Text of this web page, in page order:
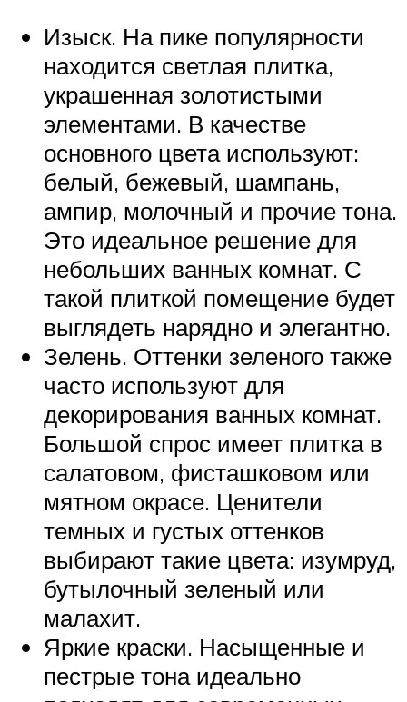
Изыск. На пике популярности
находится светлая плитка,
украшенная золотистыми
элементами. В качестве
основного цвета используют:
белый, бежевый, шампань,
ампир, молочный и прочие тона.
Это идеальное решение для
небольших ванных комнат. С
такой плиткой помещение будет
выглядеть нарядно и элегантно.
Зелень. Оттенки зеленого также
часто используют для
декорирования ванных комнат.
Большой спрос имеет плитка в
салатовом, фисташковом или
мятном окрасе. Ценители
темных и густых оттенков
выбирают такие цвета: изумруд,
бутылочный зеленый или
малахит.
Яркие краски. Насыщенные и
пестрые тона идеально